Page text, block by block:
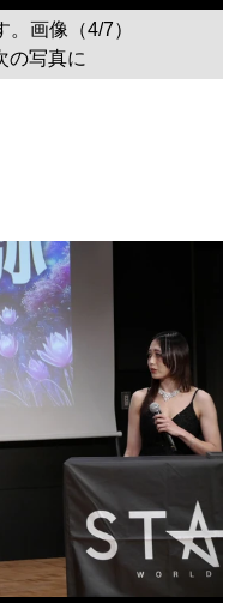
画像（4/7）
の写真に